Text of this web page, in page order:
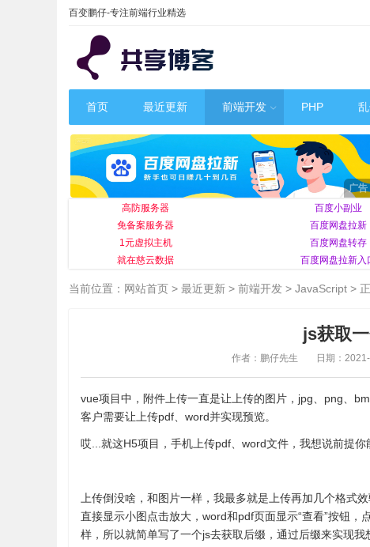
百变鹏仔-专注前端行业精选
首页 最近更新 前端开发 PHP
高防服务器
免备案服务器
1元虚拟主机
就在慈云数据
百度小副业
百度网盘拉新
百度网盘转存
百度网盘拉新入
当前位置： 网站首页 > 最近更新 > 前端开发 > JavaScript >
js获取
作者：鹏仔先生 日期：
vue项目中，附件上传一直是让上传的图片，jpg、png、
客户需要让上传pdf、word并实现预览。
哎...就这H5项目，手机上传pdf、word文件，我想说前提你
上传倒没啥，和图片一样，我最多就是上传再加几个格式
直接显示小图点击放大，word和pdf页面显示“查看”按钮
样，所以就简单写了一个js去获取后缀，通过后缀来实现我